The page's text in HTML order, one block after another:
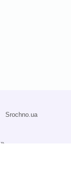
Srochno.ua
»